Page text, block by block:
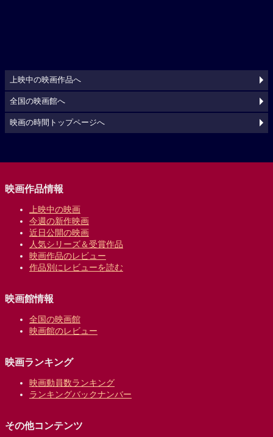
上映中の映画作品へ
全国の映画館へ
映画の時間トップページへ
映画作品情報
上映中の映画
今週の新作映画
近日公開の映画
人気シリーズ＆受賞作品
映画作品のレビュー
作品別にレビューを読む
映画館情報
全国の映画館
映画館のレビュー
映画ランキング
映画動員数ランキング
ランキングバックナンバー
その他コンテンツ